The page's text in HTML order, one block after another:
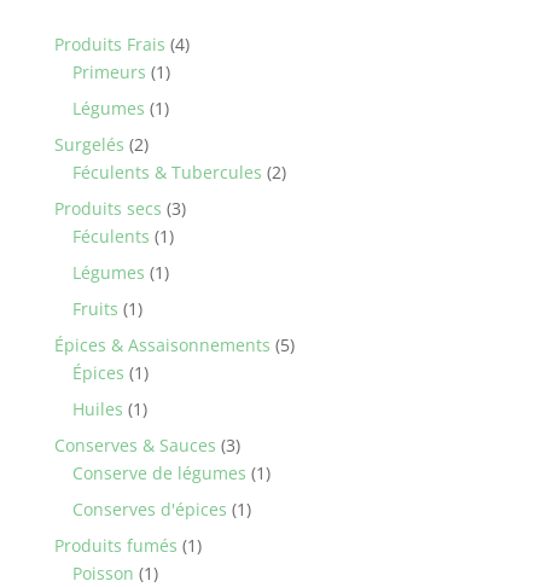
Produits Frais 44
Primeurs 11
product
Légumes 11
Surgelés 22
products
Féculents & Tubercules 22
Produits secs 33
Féculents 11
product
Légumes 11
Fruits 11
product
Épices & Assaisonnements 55
Épices 11
product
Huiles 11
product
Conserves & Sauces 33
products
Conserve de légumes 11
Conserves d'épices 11
Produits fumés 11
Poisson 11